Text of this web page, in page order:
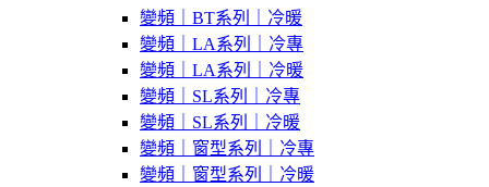
變頻｜BT系列｜冷暖
變頻｜LA系列｜冷專
變頻｜LA系列｜冷暖
變頻｜SL系列｜冷專
變頻｜SL系列｜冷暖
變頻｜窗型系列｜冷專
變頻｜窗型系列｜冷暖